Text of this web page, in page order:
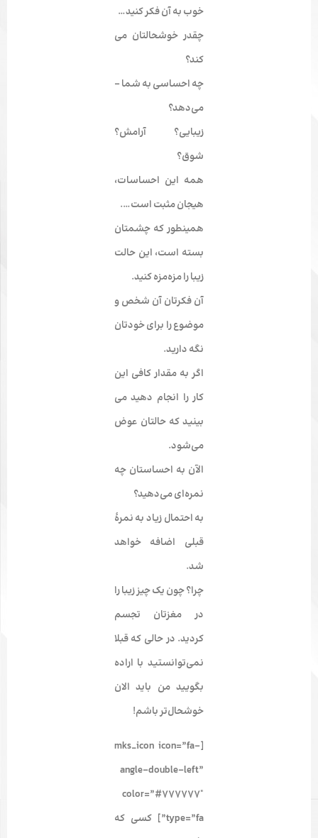
خوب به آن فکر کنید…
چقدر خوشحالتان می­‌
کند؟
چه احساسی به شما ­
می‌­دهد؟
زیبایی؟ آرامش؟
شوق؟
همه این احساسات،
هیجان مثبت است….
همینطور که چشمتان
بسته است، این حالت
زیبا را مزه‌­مزه کنید.
آن فکرتان آن شخص و
موضوع را برای خودتان
نگه دارید.
اگر به مقدار کافی این
کار را انجام دهید می­‌
بینید که حالتان عوض
می‌­شود.
الآن به احساستان چه
نمره‌­ای می‌­دهید؟
به احتمال زیاد به نمرۀ
قبلی اضافه خواهد
شد.
چرا؟ چون یک چیز زیبا را
در مغزتان تجسم
کردید. در حالی که قبلا
نمی‌­توانستید با اراده
بگویید من باید الان
خوشحال‌تر باشم!
[mks_icon icon=”fa-
angle-double-left”
color=”#777777″
type=”fa”] کسی که